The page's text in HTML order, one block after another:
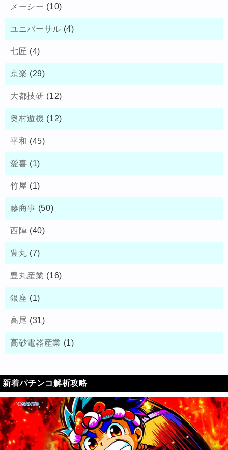
メーシー (10)
ユニバーサル (4)
七匠 (4)
京楽 (29)
大都技研 (12)
奥村遊機 (12)
平和 (45)
愛喜 (1)
竹屋 (1)
藤商事 (50)
西陣 (40)
豊丸 (7)
豊丸産業 (16)
銀座 (1)
高尾 (31)
高砂電器産業 (1)
新着パチンコ解析攻略